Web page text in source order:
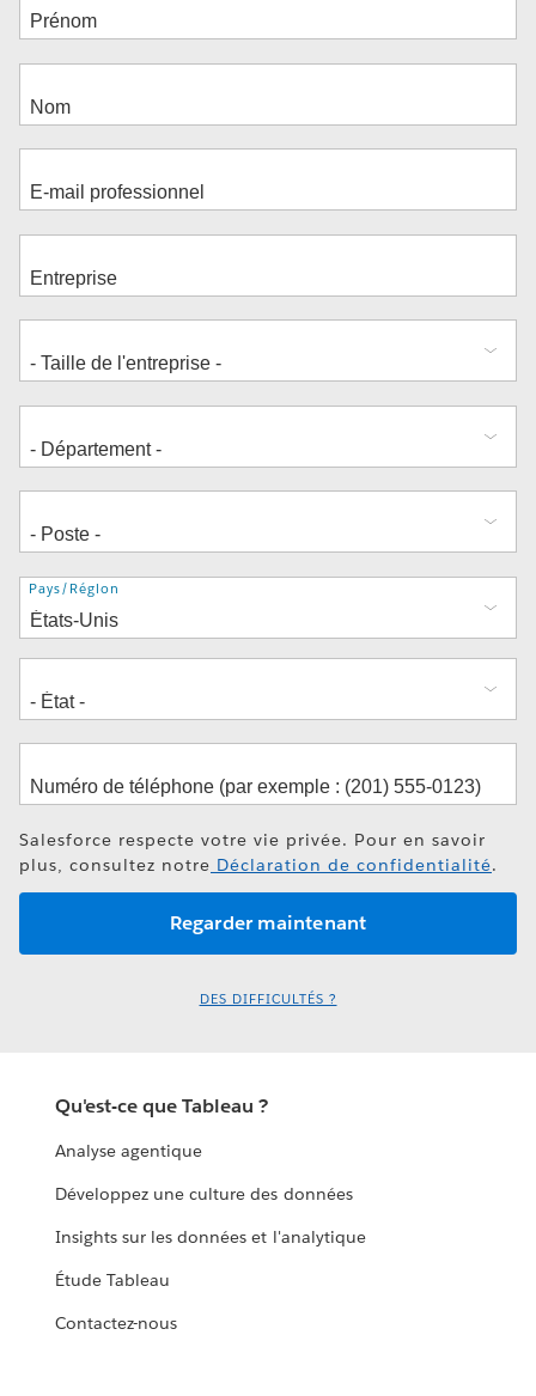
Adresse
Pays/Région
Salesforce respecte votre vie privée. Pour en savoir
plus, consultez notre Déclaration de confidentialité.
DES DIFFICULTÉS ?
Qu'est-ce que Tableau ?
Analyse agentique
Développez une culture des données
Insights sur les données et l'analytique
Étude Tableau
Contactez-nous